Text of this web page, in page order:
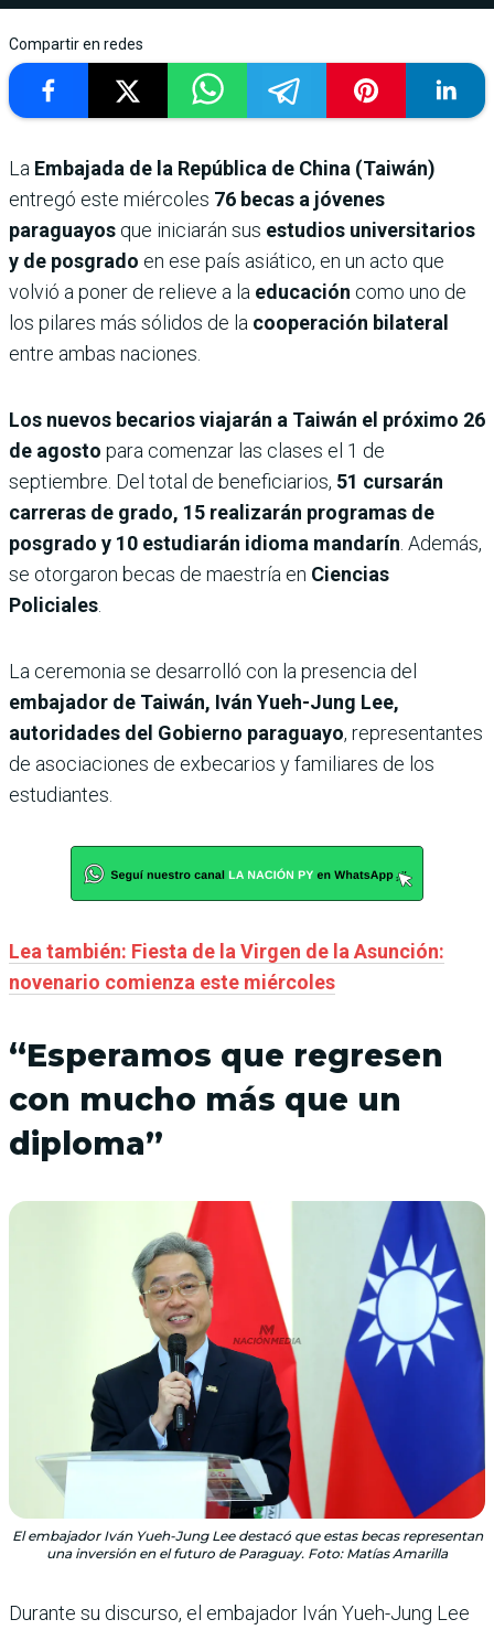
Compartir en redes
La Embajada de la República de China (Taiwán)
entregó este miércoles 76 becas a jóvenes
paraguayos que iniciarán sus estudios universitarios
y de posgrado en ese país asiático, en un acto que
volvió a poner de relieve a la educación como uno de
los pilares más sólidos de la cooperación bilateral
entre ambas naciones.
Los nuevos becarios viajarán a Taiwán el próximo 26
de agosto para comenzar las clases el 1 de
septiembre. Del total de beneficiarios, 51 cursarán
carreras de grado, 15 realizarán programas de
posgrado y 10 estudiarán idioma mandarín . Además,
se otorgaron becas de maestría en Ciencias
Policiales
La ceremonia se desarrolló con la presencia del
embajador de Taiwán, Iván Yueh-Jung Lee,
autoridades del Gobierno paraguayo, representantes
de asociaciones de exbecarios y familiares de los
estudiantes.
Lea también: Fiesta de la Virgen de la Asunción:
novenario comienza este miércoles
“Esperamos que regresen
con mucho más que un
diploma”
El embajador Iván Yueh-Jung Lee destacó que estas becas representan
una inversión en el futuro de Paraguay. Foto: Matías Amarilla
Durante su discurso, el embajador Iván Yueh-Jung Lee